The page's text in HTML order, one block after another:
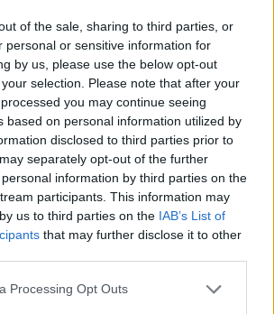
of the sale, sharing to third parties, or
personal or sensitive information for
by us, please use the below opt-out
selection. Please note that after your
you may continue seeing
based on personal information utilized by
disclosed to third parties prior to
separately opt-out of the further
information by third parties on the
participants. This information may
us to third parties on the IAB’s List of
that may further disclose it to other
website/app uses one or more Google
Processing Opt Outs